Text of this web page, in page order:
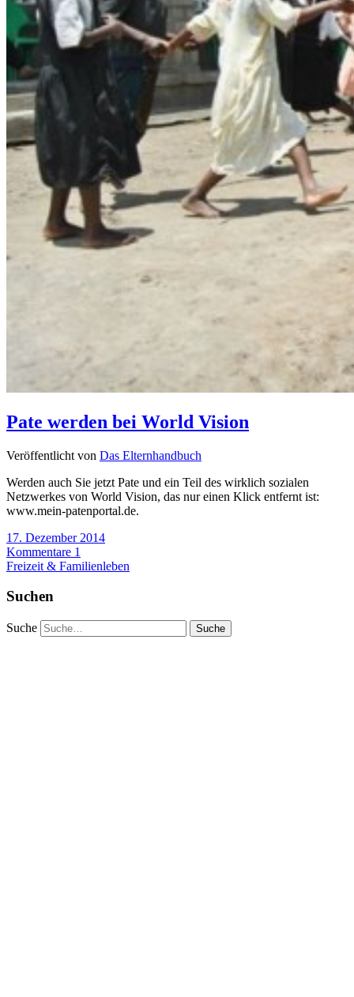
Pate werden bei World Vision
Veröffentlicht von Das Elternhandbuch
Werden auch Sie jetzt Pate und ein Teil des wirklich sozialen
Netzwerkes von World Vision, das nur einen Klick entfernt ist:
www.mein-patenportal.de.
17. Dezember 2014
Kommentare 1
Freizeit & Familienleben
Suchen
Suche